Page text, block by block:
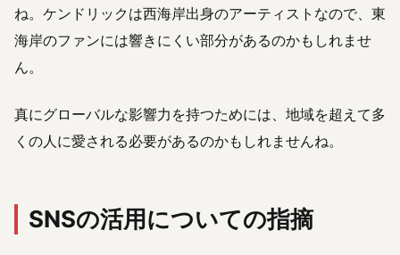
ね。ケンドリックは西海岸出身のアーティストなので、東
海岸のファンには響きにくい部分があるのかもしれませ
ん。
真にグローバルな影響力を持つためには、地域を超えて多
くの人に愛される必要があるのかもしれませんね。
SNSの活用についての指摘